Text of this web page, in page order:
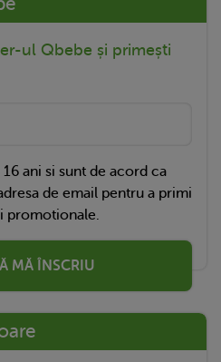
ul Qbebe și primești
ani si sunt de acord ca
de email pentru a primi
promotionale.
MĂ ÎNSCRIU